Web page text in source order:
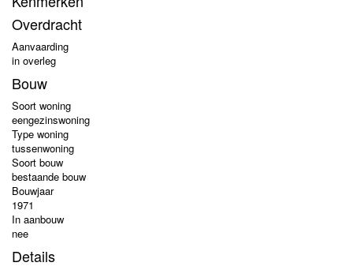
Overdracht
Aanvaarding
in overleg
Bouw
Soort woning
eengezinswoning
Type woning
tussenwoning
Soort bouw
bestaande bouw
Bouwjaar
1971
In aanbouw
nee
Details